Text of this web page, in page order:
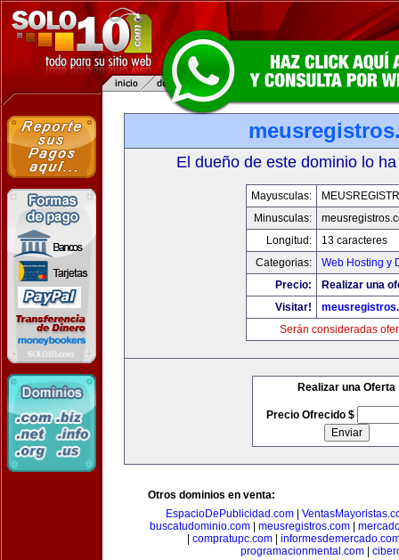
El dueño de este dominio lo
Mayusculas:
Minusculas:
Longitud:
13 caracteres
Categorias:
Web Hosting y
Precio:
Realizar una
Visitar!
Serán consideradas
Realizar una Oferta
Precio Ofrecido $
Otros dominios en venta:
EspacioDePublicidad.com
buscatudominio.com
meusregistros.com
compratupc.com
programacionmental.com